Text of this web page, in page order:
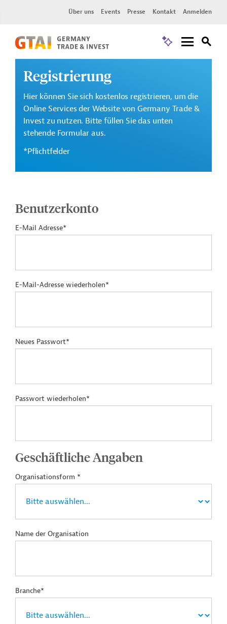
Über uns Events Presse Kontakt Anmelden
Registrierung
Hier können Sie sich kostenlos registrieren, um die
Online Services der Website von Germany Trade &
Invest zu nutzen. Bitte füllen Sie das unten
stehende Formular aus.
*Pflichtfelder
Benutzerkonto
E-Mail Adresse*
E-Mail-Adresse wiederholen*
Neues Passwort*
Passwort wiederholen*
Geschäftliche Angaben
Organisationsform *
Name der Organisation
Branche*